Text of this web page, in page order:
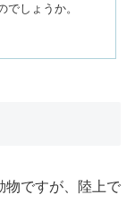
しょうか。
物ですが、陸上で